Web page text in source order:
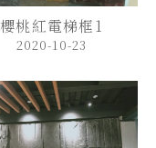
櫻桃紅電梯框1
2020-10-23